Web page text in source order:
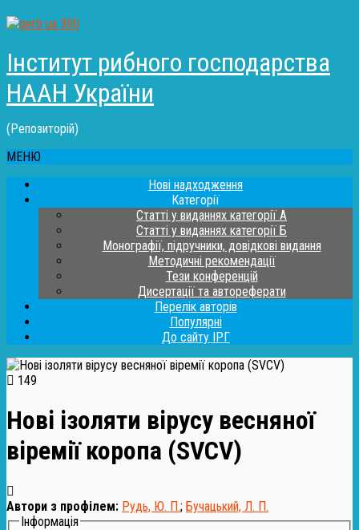
Інститут рибного господарства
НААН України
(Репозиторій)
МЕНЮ
Нові надходження
Категорії
Статті у виданнях категорії А
Статті у виданнях категорії Б
Монографії, підручники, довідкові видання
Методичні рекомендації
Тези конференцій
Дисертації та автореферати
Перелік авторів
Популярні
До сайту ІРГ
149
Нові ізоляти вірусу весняної
віремії коропа (SVCV)
Автори з профілем: Рудь, Ю. П.; Бучацький, Л. П.
Інформація